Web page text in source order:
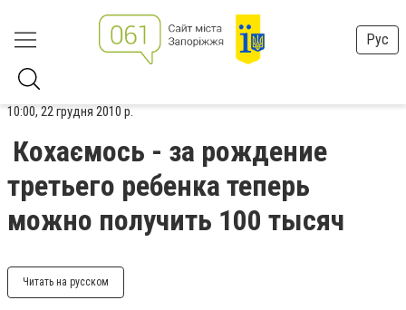
Рус
10:00, 22 грудня 2010 р.
Кохаємось - за рождение
третьего ребенка теперь
можно получить 100 тысяч
Читать на русском